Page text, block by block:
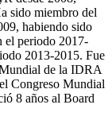
sido miembro del
habiendo sido
el periodo 2017-
2013-2015. Fue
de la IDRA
Congreso Mundial
8 años al Board